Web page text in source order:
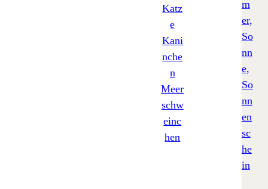
Katz
e
Kani
nche
n
Meer
schw
einc
hen